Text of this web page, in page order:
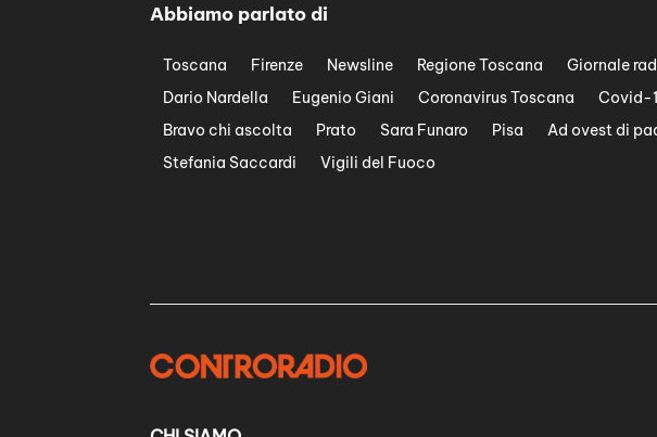
Abbiamo parlato di
Toscana Firenze Newsline Regione Toscana Giornale
Dario Nardella
Eugenio Giani Coronavirus Toscana Covid-
Bravo chi ascolta
Prato Sara Funaro Pisa Ad ovest di
Stefania Saccardi
Vigili del Fuoco